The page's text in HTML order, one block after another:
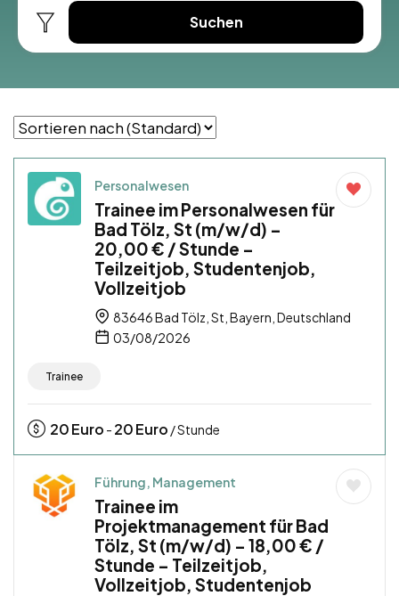
Suchen
Personalwesen
Trainee im Personalwesen für
Bad Tölz, St (m/w/d) –
20,00 € / Stunde –
Teilzeitjob, Studentenjob,
Vollzeitjob
83646 Bad Tölz, St, Bayern, Deutschland
03/08/2026
Trainee
20Euro - 20Euro / Stunde
Führung, Management
Trainee im
Projektmanagement für Bad
Tölz, St (m/w/d) – 18,00 € /
Stunde – Teilzeitjob,
Vollzeitjob, Studentenjob